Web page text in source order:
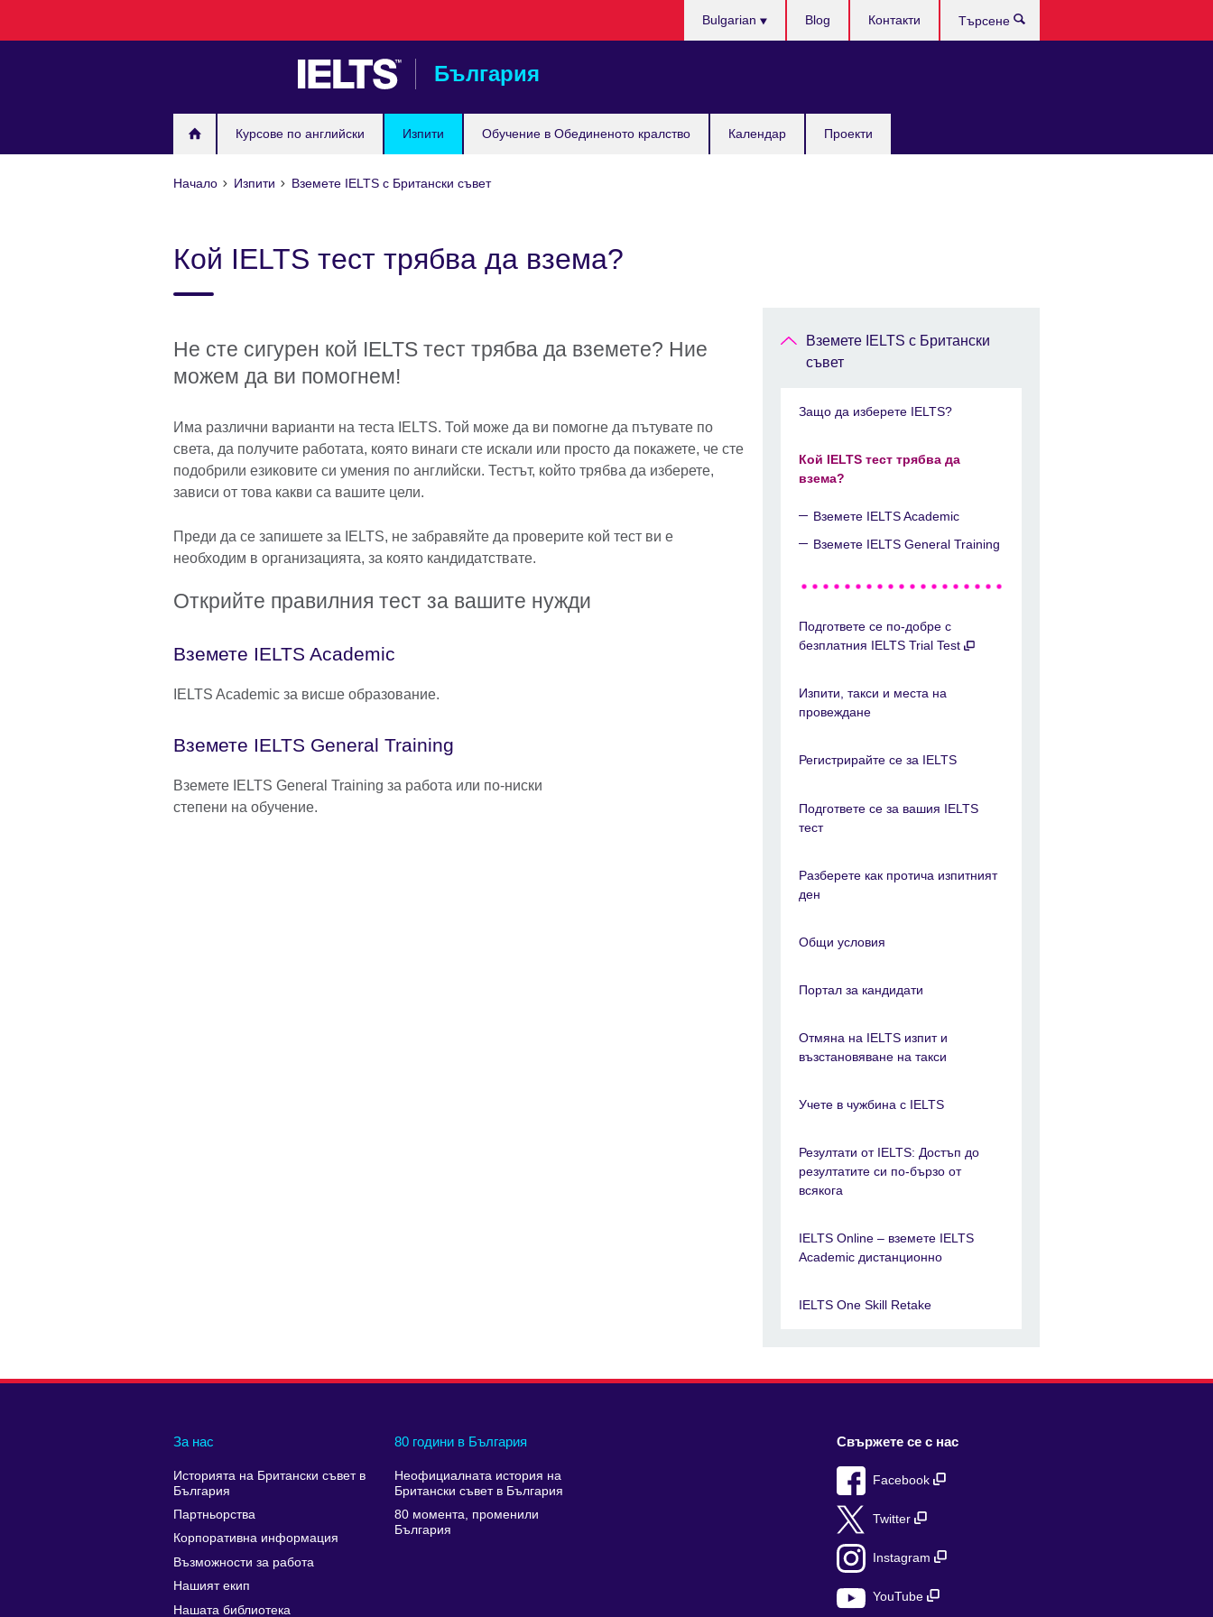
България
Курсове по английски Изпити Обучение в Обединеното кралство Календар Проекти
Bulgarian Blog Контакти
Начало Изпити Вземете IELTS с Британски съвет
Кой IELTS тест трябва да взема?
Не сте сигурен кой IELTS тест трябва да вземете? Ние
можем да ви помогнем!
Има различни варианти на теста IELTS. Той може да ви помогне да пътувате по
света, да получите работата, която винаги сте искали или просто да покажете, че сте
подобрили езиковите си умения по английски. Тестът, който трябва да изберете,
зависи от това какви са вашите цели.
Преди да се запишете за IELTS, не забравяйте да проверите кой тест ви е
необходим в организацията, за която кандидатствате.
Открийте правилния тест за вашите нужди
Вземете IELTS Academic
IELTS Academic за висше образование.
Вземете IELTS General Training
Вземете IELTS General Training за работа или по-ниски
степени на обучение.
Вземете IELTS с Британски
съвет
Защо да изберете IELTS?
Кой IELTS тест трябва да
взема?
Вземете IELTS Academic
Вземете IELTS General Training
Подгответе се по-добре с
безплатния IELTS Trial Test
Изпити, такси и места на
провеждане
Регистрирайте се за IELTS
Подгответе се за вашия IELTS
тест
Разберете как протича изпитният
ден
Общи условия
Портал за кандидати
Отмяна на IELTS изпит и
възстановяване на такси
Учете в чужбина с IELTS
Резултати от IELTS: Достъп до
резултатите си по-бързо от
всякога
IELTS Online – вземете IELTS
Academic дистанционно
IELTS One Skill Retake
За нас
Историята на Британски съвет в
България
Партньорства
Корпоративна информация
Възможности за работа
Нашият екип
Нашата библиотека
80 години в България
Неофициалната история на
Британски съвет в България
80 момента, променили
България
Свържете се с нас
Facebook
Twitter
Instagram
YouTube